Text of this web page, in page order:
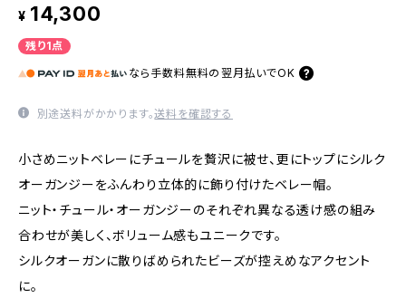
¥ 14,300
残り1点
なら 手数料無料の 翌月払いでOK
別途送料がかかります。送料を確認する
小さめニットベレーにチュールを贅沢に被せ、更にトップにシルク
オーガンジーをふんわり立体的に飾り付けたベレー帽。
ニット・チュール・オーガンジーのそれぞれ異なる透け感の組み
合わせが美しく、ボリューム感もユニークです。
シルクオーガンに散りばめられたビーズが控えめなアクセント
に。